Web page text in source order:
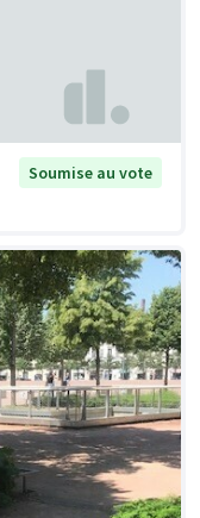
Soumise au vote